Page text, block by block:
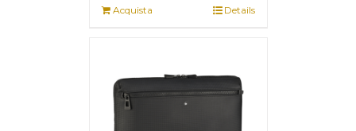
Acquista Details